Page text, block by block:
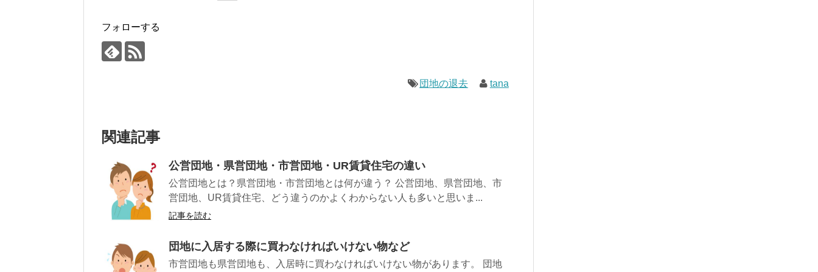
フォローする
団地の退去 tana
関連記事
公営団地・県営団地・市営団地・UR賃貸住宅の違い
公営団地とは？県営団地・市営団地とは何が違う？ 公営団地、県営団地、市
営団地、UR賃貸住宅、どう違うのかよくわからない人も多いと思いま...
記事を読む
団地に入居する際に買わなければいけない物など
市営団地も県営団地も、入居時に買わなければいけない物があります。 団地